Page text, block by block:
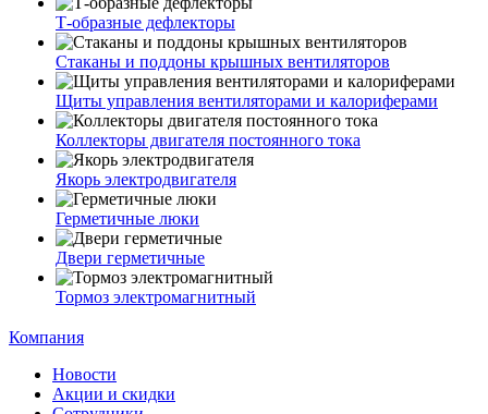
Т-образные дефлекторы
Стаканы и поддоны крышных вентиляторов
Щиты управления вентиляторами и калориферами
Коллекторы двигателя постоянного тока
Якорь электродвигателя
Герметичные люки
Двери герметичные
Тормоз электромагнитный
Компания
Новости
Акции и скидки